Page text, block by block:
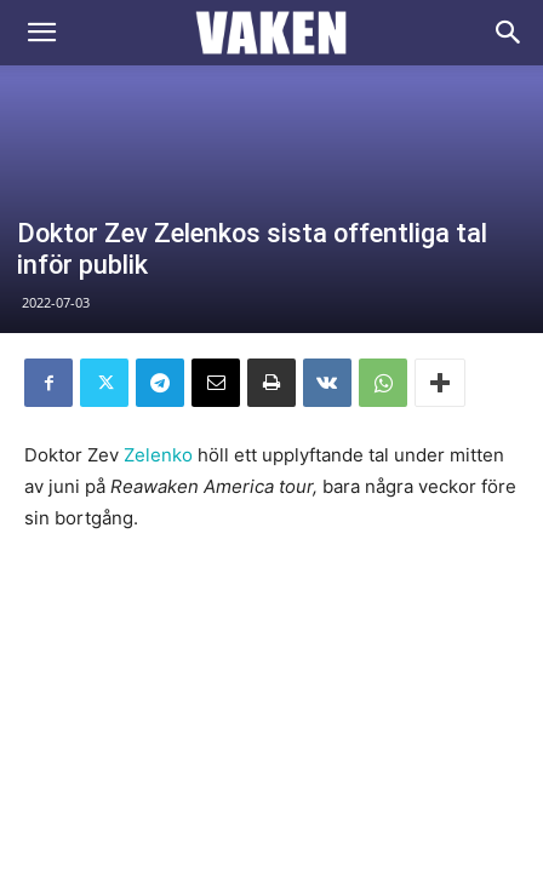
VAKEN.se
Doktor Zev Zelenkos sista offentliga tal
inför publik
2022-07-03
Doktor Zev Zelenko höll ett upplyftande tal under mitten
av juni på Reawaken America tour, bara några veckor före
sin bortgång.